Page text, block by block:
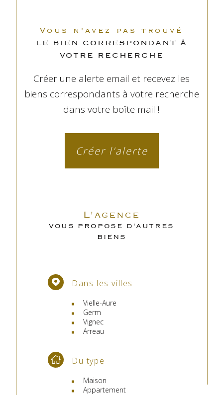
Vous n'avez pas trouvé
LE BIEN CORRESPONDANT À
VOTRE RECHERCHE
Créer une alerte email et recevez les
biens correspondants à votre recherche
dans votre boîte mail !
Créer l'alerte
L'agence
VOUS PROPOSE D'AUTRES
BIENS
Dans les villes
Vielle-Aure
Germ
Vignec
Arreau
Du type
Maison
Appartement